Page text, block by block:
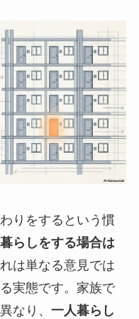
りをするという慣
らしをする場合は
は単なる意見では
実態です。家族で
なり、 一人暮らし